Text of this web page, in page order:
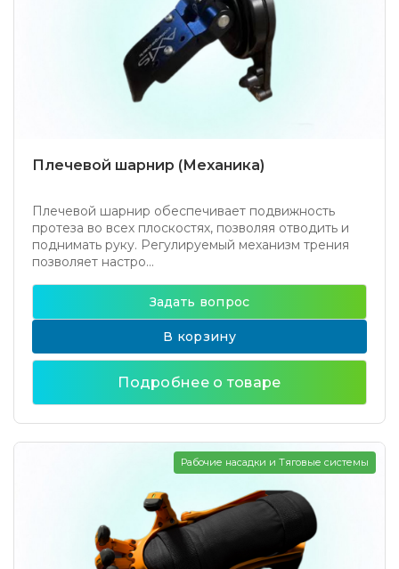
Плечевой шарнир (Механика)
Плечевой шарнир обеспечивает подвижность
протеза во всех плоскостях, позволяя отводить и
поднимать руку. Регулируемый механизм трения
позволяет настро...
Задать вопрос
В корзину
Подробнее о товаре
Рабочие насадки и Тяговые системы